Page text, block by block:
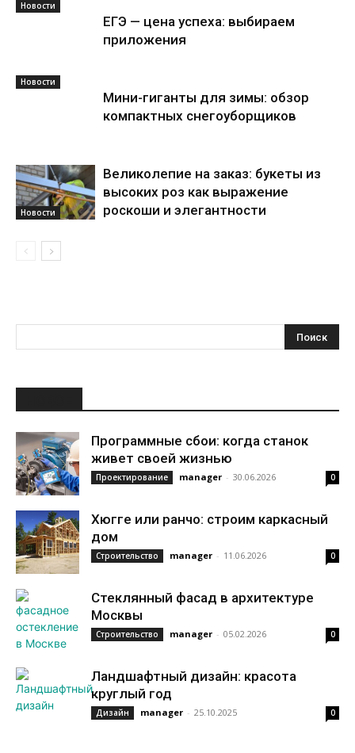
Новости
ЕГЭ — цена успеха: выбираем
приложения
Новости
Мини-гиганты для зимы: обзор
компактных снегоуборщиков
Новости
Великолепие на заказ: букеты из
высоких роз как выражение
роскоши и элегантности
Программные сбои: когда станок
живет своей жизнью
Проектирование manager - 30.06.2026 0
Хюгге или ранчо: строим каркасный
дом
Строительство manager - 11.06.2026 0
Стеклянный фасад в архитектуре
Москвы
Строительство manager - 05.02.2026 0
Ландшафтный дизайн: красота
круглый год
Дизайн manager - 25.10.2025 0